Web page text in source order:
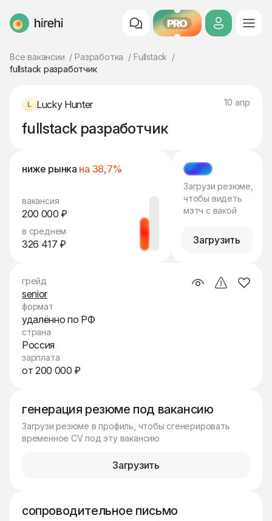
HireHi PRO
Все вакансии Разработка
Fullstack
fullstack разработчик
Lucky Hunter 10 апр
fullstack разработчик
ниже рынка на 38,7%
вакансия
200 000 ₽
в среднем
326 417 ₽
МЭТЧ
Загрузи резюме,
чтобы видеть
мэтч с вакой
Загрузить
генерация резюме под вакансию
Загрузи резюме в профиль, чтобы сгенерировать
временное CV под эту вакансию
Загрузить
сопроводительное письмо
грейд
senior
формат
удалённо по РФ
страна
Россия
зарплата
от 200 000 ₽